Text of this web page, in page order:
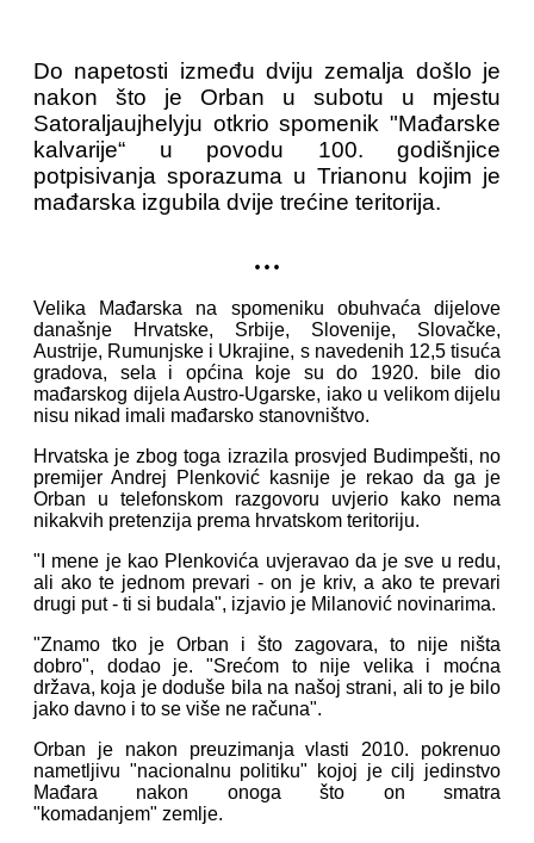
Do napetosti između dviju zemalja došlo je
nakon što je Orban u subotu u mjestu
Satoraljaujhelyju otkrio spomenik "Mađarske
kalvarije“ u povodu 100. godišnjice
potpisivanja sporazuma u Trianonu kojim je
mađarska izgubila dvije trećine teritorija.
...
Velika Mađarska na spomeniku obuhvaća dijelove
današnje Hrvatske, Srbije, Slovenije, Slovačke,
Austrije, Rumunjske i Ukrajine, s navedenih 12,5 tisuća
gradova, sela i općina koje su do 1920. bile dio
mađarskog dijela Austro-Ugarske, iako u velikom dijelu
nisu nikad imali mađarsko stanovništvo.
Hrvatska je zbog toga izrazila prosvjed Budimpešti, no
premijer Andrej Plenković kasnije je rekao da ga je
Orban u telefonskom razgovoru uvjerio kako nema
nikakvih pretenzija prema hrvatskom teritoriju.
"I mene je kao Plenkovića uvjeravao da je sve u redu,
ali ako te jednom prevari - on je kriv, a ako te prevari
drugi put - ti si budala", izjavio je Milanović novinarima.
"Znamo tko je Orban i što zagovara, to nije ništa
dobro", dodao je. "Srećom to nije velika i moćna
država, koja je doduše bila na našoj strani, ali to je bilo
jako davno i to se više ne računa".
Orban je nakon preuzimanja vlasti 2010. pokrenuo
nametljivu "nacionalnu politiku" kojoj je cilj jedinstvo
Mađara nakon onoga što on smatra
"komadanjem" zemlje.